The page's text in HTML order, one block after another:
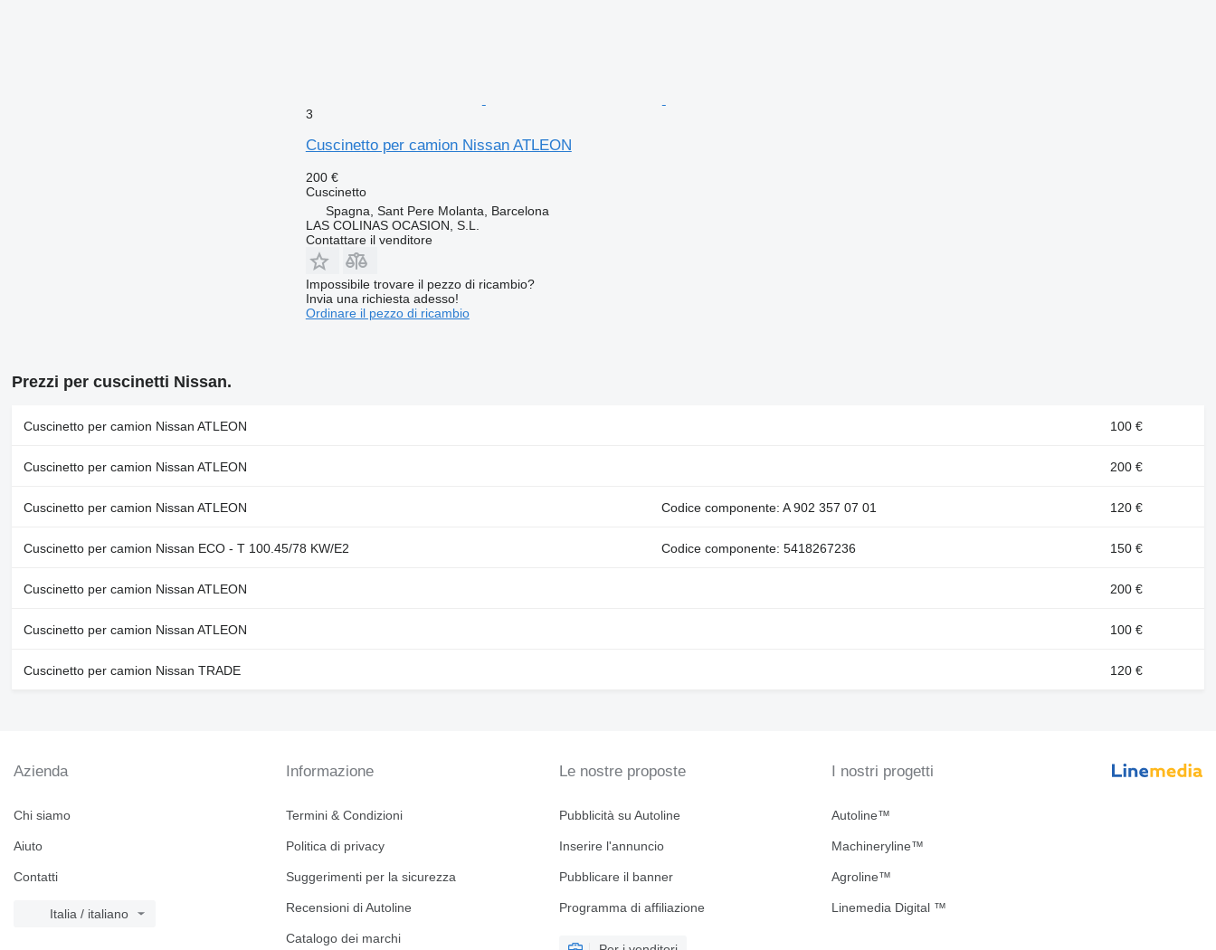
3
Cuscinetto per camion Nissan ATLEON
200 €
Cuscinetto
Spagna, Sant Pere Molanta, Barcelona
LAS COLINAS OCASION, S.L.
Contattare il venditore
Impossibile trovare il pezzo di ricambio?
Invia una richiesta adesso!
Ordinare il pezzo di ricambio
Prezzi per cuscinetti Nissan.
Cuscinetto per camion Nissan ATLEON 100 €
Cuscinetto per camion Nissan ATLEON 200 €
Cuscinetto per camion Nissan ATLEON Codice componente: A 902 357 07 01 120 €
Cuscinetto per camion Nissan ECO - T 100.45/78 KW/E2 Codice componente: 5418267236 150 €
Cuscinetto per camion Nissan ATLEON 200 €
Cuscinetto per camion Nissan ATLEON 100 €
Cuscinetto per camion Nissan TRADE 120 €
Azienda
Chi siamo
Aiuto
Contatti
Italia / italiano
Informazione
Termini & Condizioni
Politica di privacy
Suggerimenti per la sicurezza
Recensioni di Autoline
Catalogo dei marchi
Le nostre proposte
Pubblicità su Autoline
Inserire l'annuncio
Pubblicare il banner
Programma di affiliazione
I nostri progetti
Autoline™
Machineryline™
Agroline™
Linemedia Digital ™